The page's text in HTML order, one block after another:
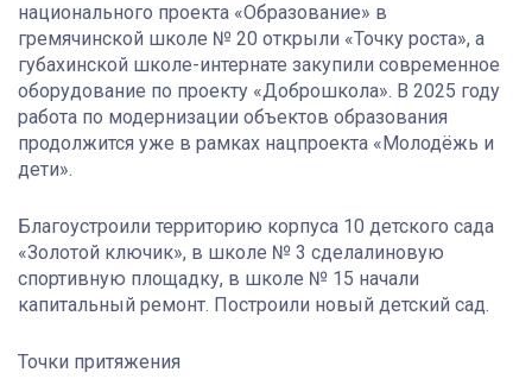
национального проекта «Образование» в
гремячинской школе № 20 открыли «Точку роста», а
губахинской школе-интернате закупили современное
оборудование по проекту «Доброшкола». В 2025 году
работа по модернизации объектов образования
продолжится уже в рамках нацпроекта «Молодёжь и
дети».
Благоустроили территорию корпуса 10 детского сада
«Золотой ключик», в школе № 3 сделалиновую
спортивную площадку, в школе № 15 начали
капитальный ремонт. Построили новый детский сад.
Точки притяжения